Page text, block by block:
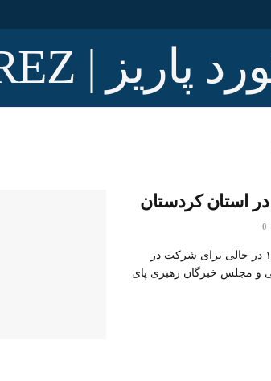
در استان کردستان
کوردپاریز/ هفتم اسفندماه ۱۳۹۴ در حالی برای شرکت در
و مجلس خبرگان رهبری پای